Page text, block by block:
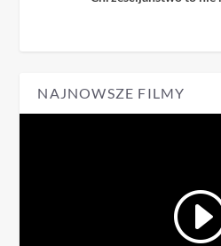
NAJNOWSZE FILMY